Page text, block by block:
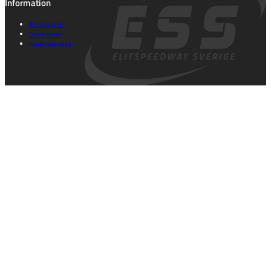
Tillgänglighet
Cookie policy
Integritetspolicy